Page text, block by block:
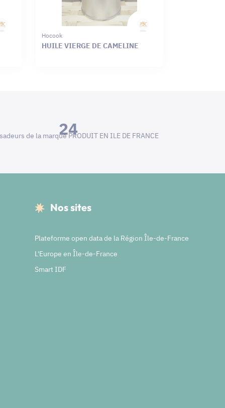
Hocook
HUILE VIERGE DE CAMELINE
24
de la marque PRODUIT EN ILE DE FRANCE
Nos sites
Plateforme open data de la Région Île-de-France
L'Europe en Île-de-France
Smart IDF